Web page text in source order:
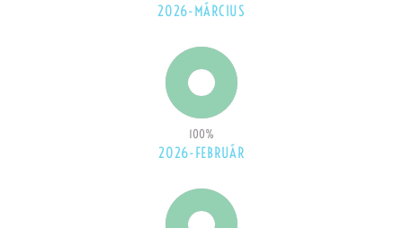
2026-MÁRCIUS
100%
2026-FEBRUÁR